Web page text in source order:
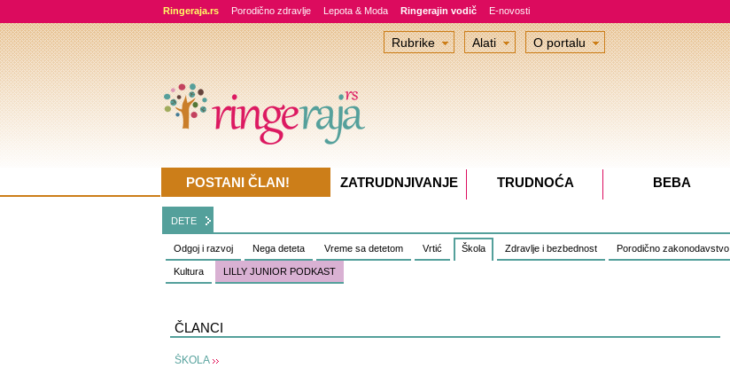
Ringeraja.rs Porodično zdravlje Lepota & Moda Ringerajin vodič E-novosti
DETE
Odgoj i razvoj Nega deteta Vreme sa detetom Vrtić Škola Zdravlje i bezbednost Porodično zakonodavstvo
Kultura LILLY JUNIOR PODKAST
ČLANCI
ŠKOLA
Rubrike Alati O portalu
POSTANI ČLAN! ZATRUDNJIVANJE TRUDNOĆA BEBA